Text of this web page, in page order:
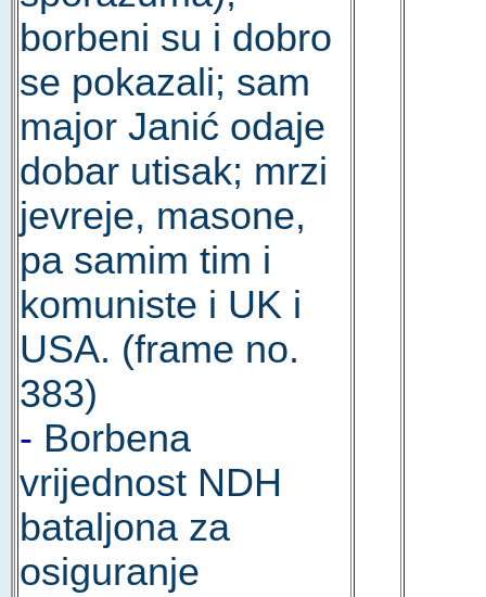
borbeni su i dobro
se pokazali; sam
major Janić odaje
dobar utisak; mrzi
jevreje, masone,
pa samim tim i
komuniste i UK i
USA. (frame no.
383)
- Borbena
vrijednost NDH
bataljona za
osiguranje